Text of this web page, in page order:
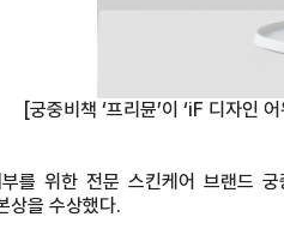
[궁중비책 ‘프리뮨’이 ‘iF 디자인
를 위한 전문 스킨케어 브랜드
상을 수상했다.